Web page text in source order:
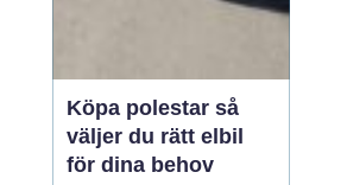
Köpa polestar så
väljer du rätt elbil
för dina behov